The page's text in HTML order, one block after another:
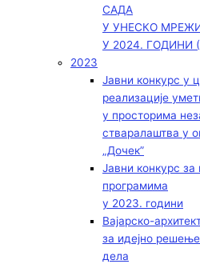
САДА
У УНЕСКО
У 2024. ГОДИНИ
2023
Јавни конкурс у
реализације
у просторима
стваралаштва у
„Дочек”
Јавни конкурс
програмима
у 2023. години
Вајарско-
за идејно
дела